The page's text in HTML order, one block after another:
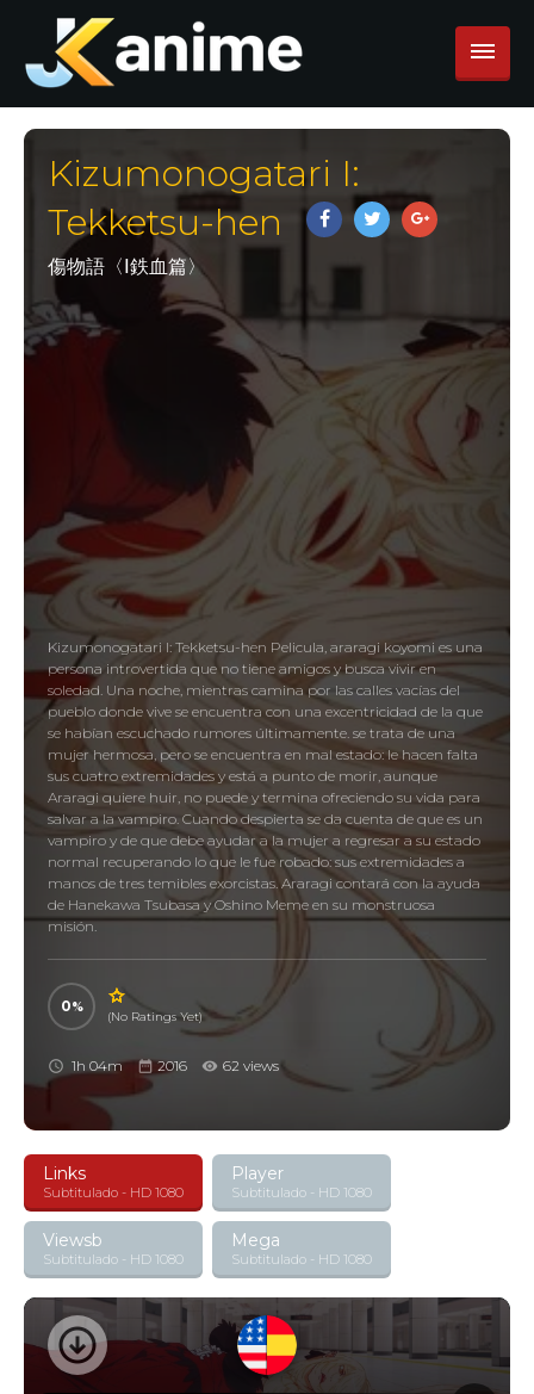
Kizumonogatari I:
Tekketsu-hen
傷物語〈Ⅰ鉄血篇〉
Kizumonogatari I: Tekketsu-hen Pelicula, araragi koyomi es una
persona introvertida que no tiene amigos y busca vivir en
soledad. Una noche, mientras camina por las calles vacías del
pueblo donde vive se encuentra con una excentricidad de la que
se habían escuchado rumores últimamente. se trata de una
mujer hermosa, pero se encuentra en mal estado: le hacen falta
sus cuatro extremidades y está a punto de morir, aunque
Araragi quiere huir, no puede y termina ofreciendo su vida para
salvar a la vampiro. Cuando despierta se da cuenta de que es un
vampiro y de que debe ayudar a la mujer a regresar a su estado
normal recuperando lo que le fue robado: sus extremidades a
manos de tres temibles exorcistas. Araragi contará con la ayuda
de Hanekawa Tsubasa y Oshino Meme en su monstruosa
misión.
0
(No Ratings Yet)
1h 04m 2016 62 views
Links
Subtitulado - HD 1080
Player
Subtitulado - HD 1080
Viewsb
Subtitulado - HD 1080
Mega
Subtitulado - HD 1080